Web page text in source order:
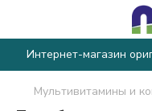
Интернет-магазин
Мультивитамины и